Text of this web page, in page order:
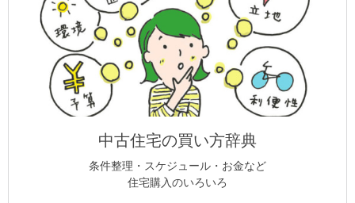
中古住宅の買い方辞典
条件整理・スケジュール・お金など
住宅購入のいろいろ